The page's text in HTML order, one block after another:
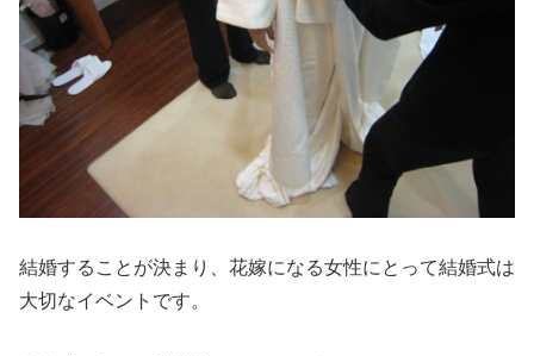
結婚することが決まり、花嫁になる女性にとって結婚式は
大切なイベントです。